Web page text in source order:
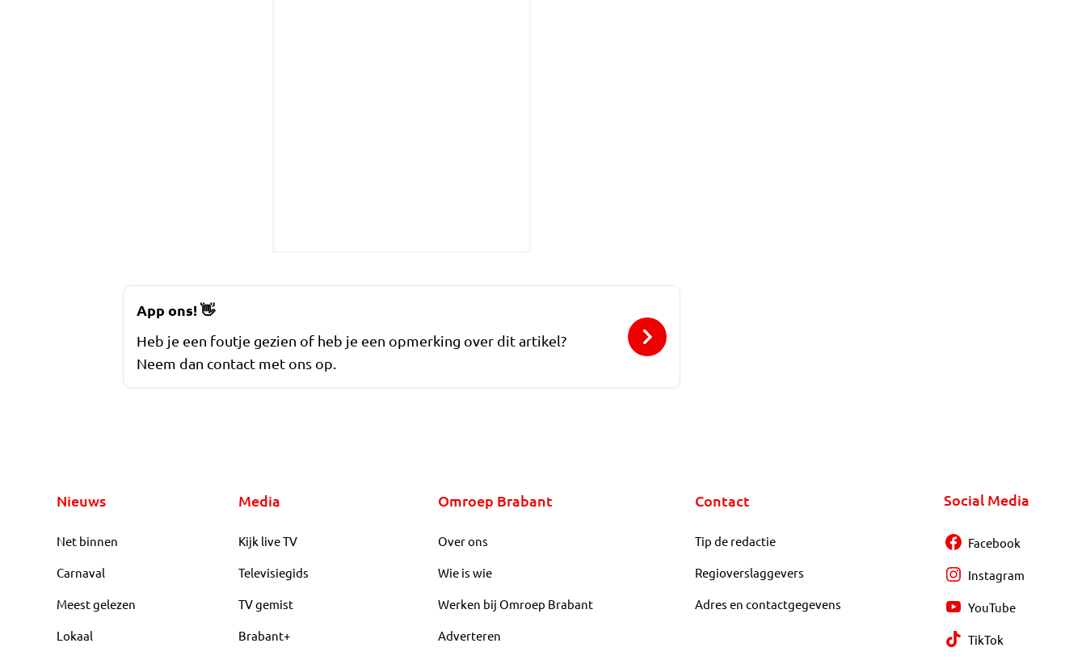
App ons!👋
Heb je een foutje gezien of heb je een opmerking over dit artikel?
Neem dan contact met ons op.
Nieuws
Net binnen
Carnaval
Meest gelezen
Lokaal
Media
Kijk live TV
Televisiegids
TV gemist
Brabant+
Omroep Brabant
Over ons
Wie is wie
Werken bij Omroep Brabant
Adverteren
Contact
Tip de redactie
Regioverslaggevers
Adres en contactgegevens
Social Media
Facebook
Instagram
YouTube
TikTok